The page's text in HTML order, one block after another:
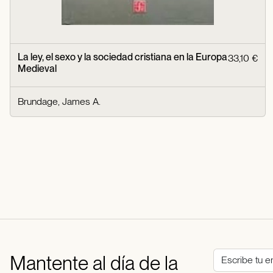
La ley, el sexo y la sociedad cristiana en la Europa
Medieval
33,10 €
Brundage, James A.
Mantente al día de la